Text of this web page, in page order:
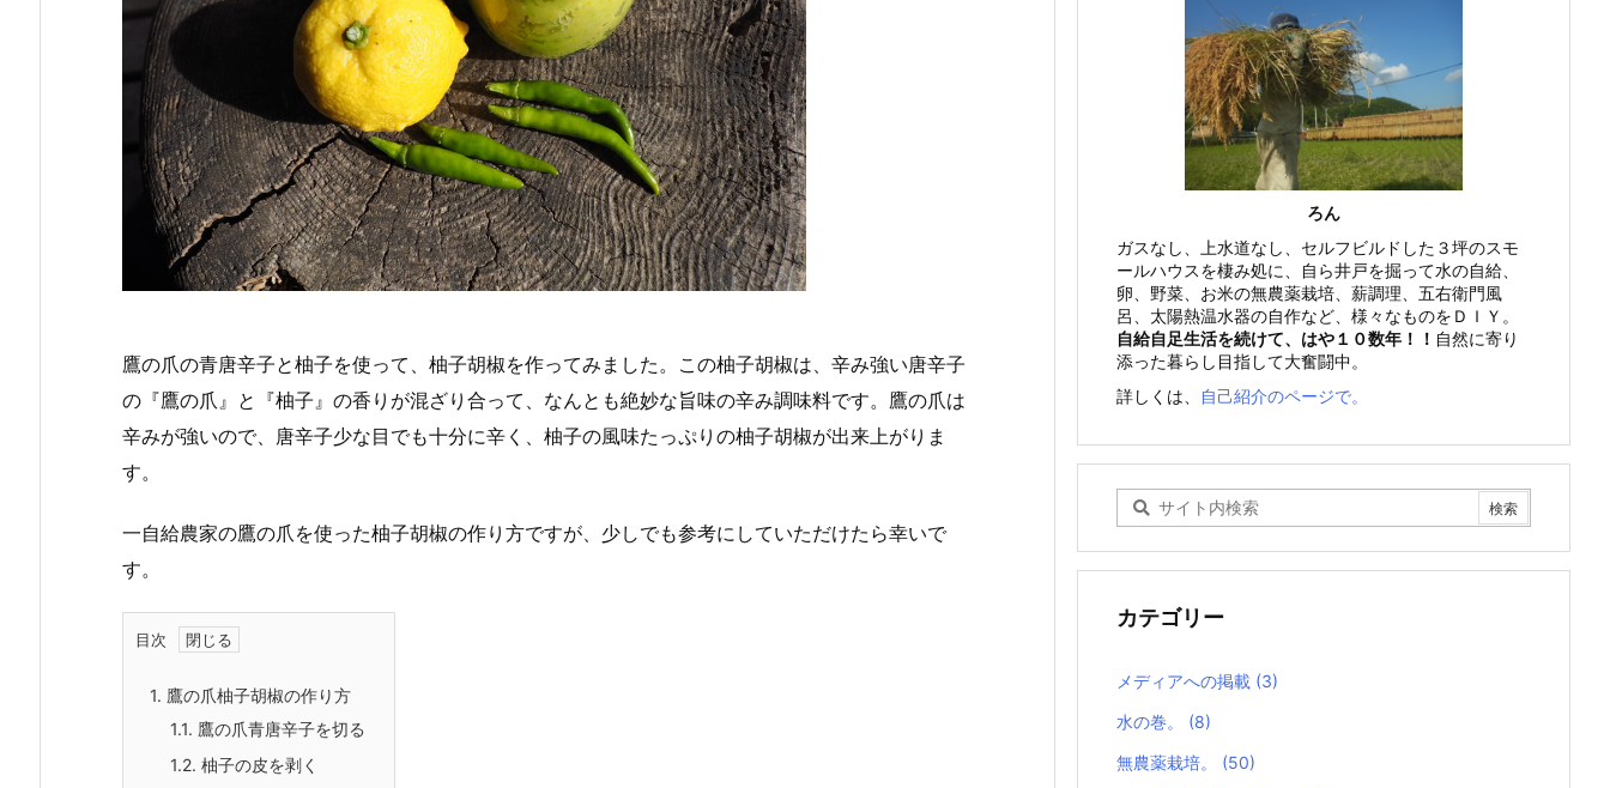
鷹の爪の青唐辛子と柚子を使って、柚子胡椒を作ってみました。この柚子胡椒は、辛み強い唐辛子
の『鷹の爪』と『柚子』の香りが混ざり合って、なんとも絶妙な旨味の辛み調味料です。鷹の爪は
辛みが強いので、唐辛子少な目でも十分に辛く、柚子の風味たっぷりの柚子胡椒が出来上がりま
す。
一自給農家の鷹の爪を使った柚子胡椒の作り方ですが、少しでも参考にしていただけたら幸いで
す。
目次
1. 鷹の爪柚子胡椒の作り方
1.1. 鷹の爪青唐辛子を切る
1.2. 柚子の皮を剥く
ろん
ガスなし、上水道なし、セルフビルドした３坪のスモ
ールハウスを棲み処に、自ら井戸を掘って水の自給、
卵、野菜、お米の無農薬栽培、薪調理、五右衛門風
呂、太陽熱温水器の自作など、様々なものをＤＩＹ。
自給自足生活を続けて、はや１０数年！！ 自然に寄り
添った暮らし目指して大奮闘中。
詳しくは、
自己紹介のページで。
カテゴリー
メディアへの掲載 (3)
水の巻。 (8)
無農薬栽培。 (50)